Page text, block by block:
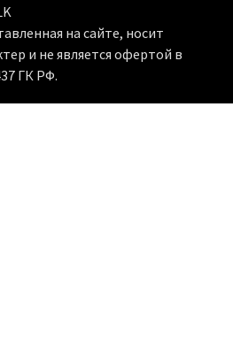
на сайте, носит
и не является офертой в
ГК РФ.